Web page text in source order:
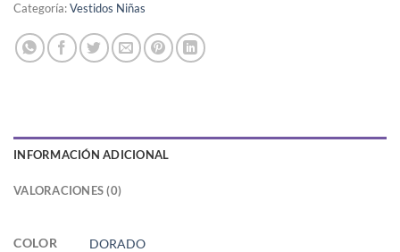
Categoría:Vestidos Niñas
INFORMACIÓN ADICIONAL
VALORACIONES (0)
COLOR DORADO